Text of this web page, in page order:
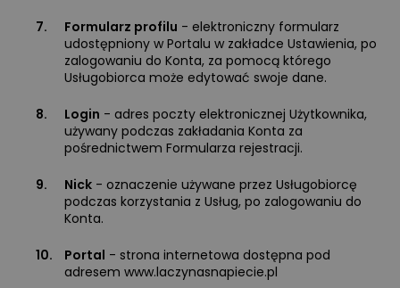
7. Formularz profilu - elektroniczny formularz
udostępniony w Portalu w zakładce Ustawienia, po
zalogowaniu do Konta, za pomocą którego
Usługobiorca może edytować swoje dane.
8. Login - adres poczty elektronicznej Użytkownika,
używany podczas zakładania Konta za
pośrednictwem Formularza rejestracji.
9. Nick - oznaczenie używane przez Usługobiorcę
podczas korzystania z Usług, po zalogowaniu do
Konta.
10. Portal - strona internetowa dostępna pod
adresem www.laczynasnapiecie.pl